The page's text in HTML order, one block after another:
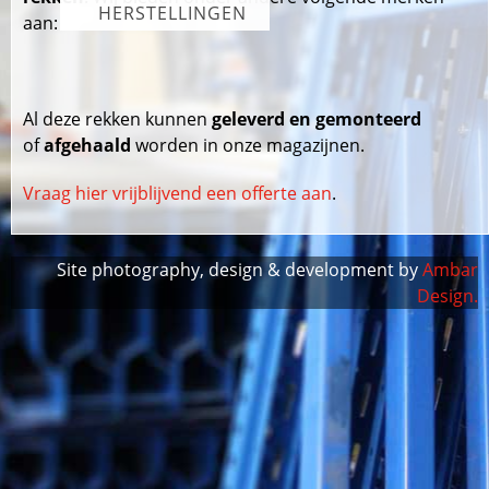
HERSTELLINGEN
aan:
Al deze rekken kunnen geleverd en gemonteerd
ofafgehaald worden in onze magazijnen.
Vraag hier vrijblijvend een offerte aan.
Site photography, design & development byAmbar
Design.